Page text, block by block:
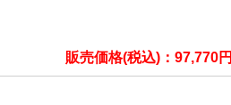
販売価格(税込)： 97,770円